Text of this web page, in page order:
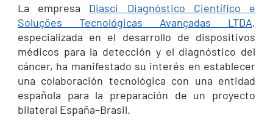
La empresa Diasci Diagnóstico Científico e
Soluções Tecnológicas Avançadas LTDA,
especializada en el desarrollo de dispositivos
médicos para la detección y el diagnóstico del
cáncer, ha manifestado su interés en establecer
una colaboración tecnológica con una entidad
española para la preparación de un proyecto
bilateral España–Brasil.